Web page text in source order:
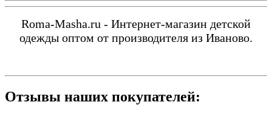
Roma-Masha.ru - Интернет-магазин детской
одежды оптом от производителя из Иваново.
Отзывы наших покупателей: